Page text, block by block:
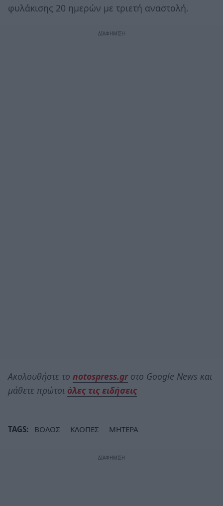
φυλάκισης 20 ημερών με τριετή αναστολή.
Ακολουθήστε το notospress.grστο Google News και
μάθετε πρώτοι όλες τις ειδήσεις
TAGS: ΒΟΛΟΣ ΚΛΟΠΕΣ ΜΗΤΕΡΑ